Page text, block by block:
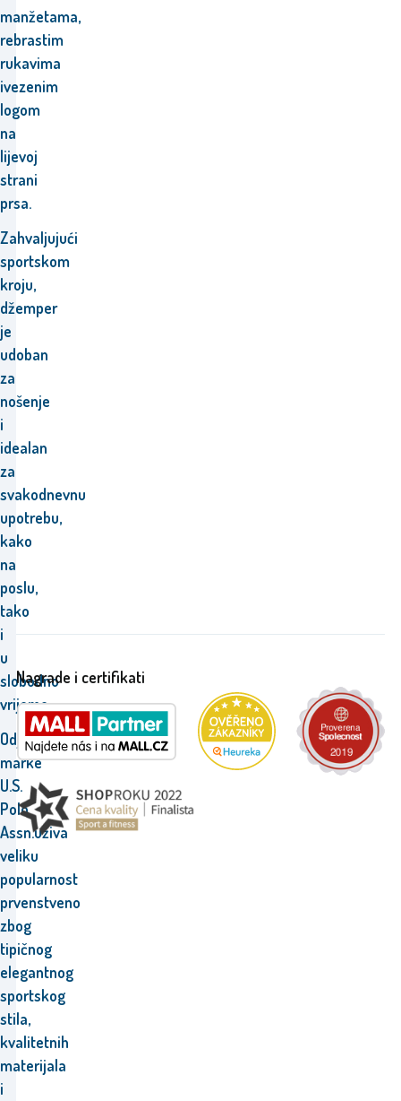
manžetama,
rebrastim
rukavima
ivezenim
logom
na
lijevoj
strani
prsa.
Zahvaljujući
sportskom
kroju,
džemper
je
udoban
za
nošenje
i
idealan
za
svakodnevnu
upotrebu,
kako
na
poslu,
tako
i
u
slobodno
vrijeme.
Odjeća
marke
U.S.
Polo
Assn.uživa
veliku
popularnost
prvenstveno
zbog
tipičnog
elegantnog
sportskog
stila,
kvalitetnih
materijala
i
Nagrade i certifikati